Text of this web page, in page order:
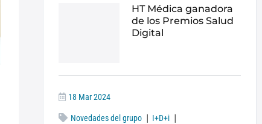
HT Médica ganadora
de los Premios Salud
Digital
18 Mar 2024
Novedades del grupo | I+D+i |